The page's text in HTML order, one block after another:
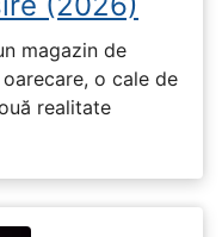
magazin de
o cale de
realitate